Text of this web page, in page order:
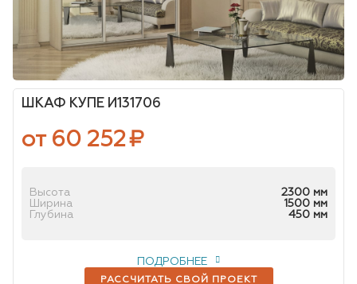
ШКАФ КУПЕ И131706
от 60 252₽
Высота
2300 мм
Ширина
1500 мм
Глубина
450 мм
РАССЧИТАТЬ СВОЙ ПРОЕКТ
ПОДРОБНЕЕ